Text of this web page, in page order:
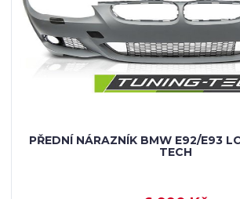
PŘEDNÍ NÁRAZNÍK BMW E92/E93
TECH